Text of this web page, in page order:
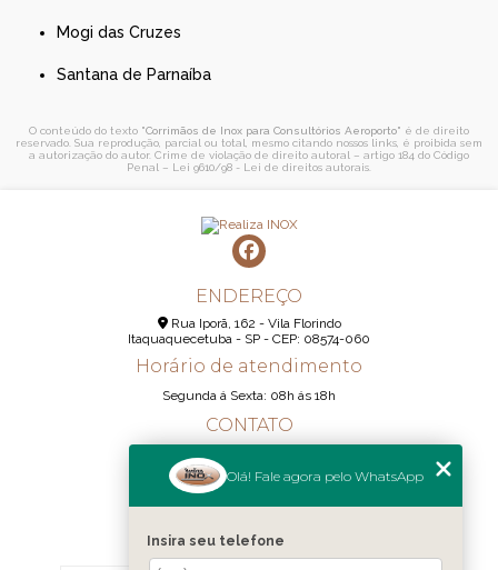
Mogi das Cruzes
Santana de Parnaíba
O conteúdo do texto "Corrimãos de Inox para Consultórios Aeroporto" é de direito
reservado. Sua reprodução, parcial ou total, mesmo citando nossos links, é proibida sem
a autorização do autor. Crime de violação de direito autoral – artigo 184 do Código
Penal – Lei 9610/98 - Lei de direitos autorais
ENDEREÇO
Rua Iporã, 162 - Vila Florindo
Itaquaquecetuba - SP - CEP: 08574-060
Horário de atendimento
Segunda á Sexta: 08h ás 18h
CONTATO
(11) 98189-1344
MENU
Olá! Fale agora pelo WhatsApp
Insira seu telefone